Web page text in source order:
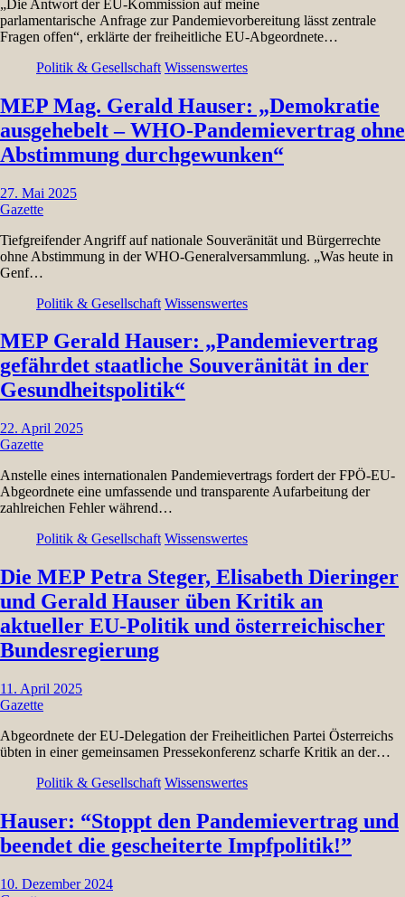
„Die Antwort der EU-Kommission auf meine
parlamentarische Anfrage zur Pandemievorbereitung lässt zentrale
Fragen offen“, erklärte der freiheitliche EU-Abgeordnete…
Politik & Gesellschaft Wissenswertes
MEP Mag. Gerald Hauser: „Demokratie
ausgehebelt – WHO-Pandemievertrag ohne
Abstimmung durchgewunken“
27. Mai 2025
Gazette
Tiefgreifender Angriff auf nationale Souveränität und Bürgerrechte
ohne Abstimmung in der WHO-Generalversammlung. „Was heute in
Genf…
Politik & Gesellschaft Wissenswertes
MEP Gerald Hauser: „Pandemievertrag
gefährdet staatliche Souveränität in der
Gesundheitspolitik“
22. April 2025
Gazette
Anstelle eines internationalen Pandemievertrags fordert der FPÖ-EU-
Abgeordnete eine umfassende und transparente Aufarbeitung der
zahlreichen Fehler während…
Politik & Gesellschaft Wissenswertes
Die MEP Petra Steger, Elisabeth Dieringer
und Gerald Hauser üben Kritik an
aktueller EU-Politik und österreichischer
Bundesregierung
11. April 2025
Gazette
Abgeordnete der EU-Delegation der Freiheitlichen Partei Österreichs
übten in einer gemeinsamen Pressekonferenz scharfe Kritik an der…
Politik & Gesellschaft Wissenswertes
Hauser: “Stoppt den Pandemievertrag und
beendet die gescheiterte Impfpolitik!”
10. Dezember 2024